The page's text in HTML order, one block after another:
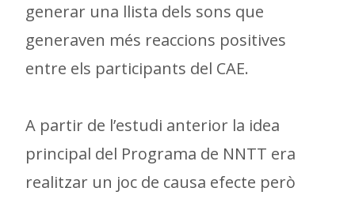
generar una llista dels sons que
generaven més reaccions positives
entre els participants del CAE.
A partir de l’estudi anterior la idea
principal del Programa de NNTT era
realitzar un joc de causa efecte però